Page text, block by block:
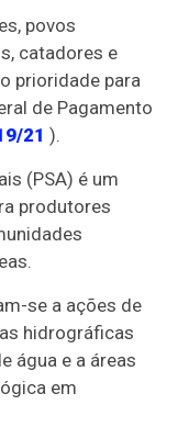
povos
catadores e
prioridade para
de Pagamento
21 ).
(PSA) é um
produtores
se a ações de
hidrográficas
água e a áreas
em